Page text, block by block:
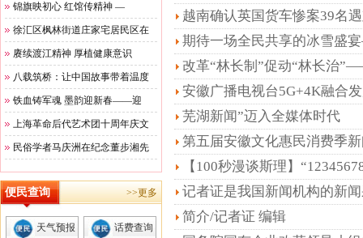
锦旗映初心 红馆传精神 —
徐汇区枫林街道庄家宅居民区在
赓续渡江精神 厚植健康意识
八载筑桥：让中国故事带着温度
铁血铸军魂 墨韵迎新春——迎
上海革命后代艺术团十周年庆文
民俗学者马庆洲在纪念董步湘先
便民查询 >>更多
天气预报 话费查询
越南确认英国货车惨案39名
期待一场全民共享的冰雪盛
100天之际 新华网 2019-11-08
改革“林长制”促动“林长治
察安徽广播电视台5G+4K融合
芜湖新闻”迈入全媒体时代
第五届安徽文化惠民消费季
【100秒漫谈斯理】
记者证是我国新闻机构的新
简介/记者证 编辑